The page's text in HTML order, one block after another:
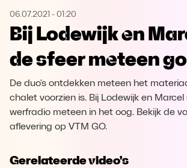
Microsoft Edge
Opera
06.07.2021 - 01:20
Bij Lodewijk en
de sfeer meteen
De duo's ontdekken meteen het
chalet voorzien is. Bij Lodewijk en
werfradio meteen in het oog. Bekijk de
aflevering op VTM GO.
Gerelateerde video's